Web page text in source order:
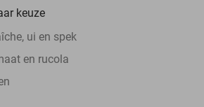
keuze
ui en spek
en rucola